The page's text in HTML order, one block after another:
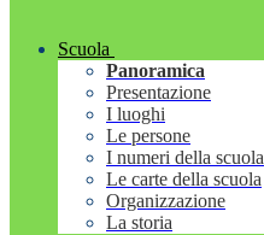
Scuola
Panoramica
Presentazione
I luoghi
Le persone
I numeri della scuola
Le carte della scuola
Organizzazione
La storia